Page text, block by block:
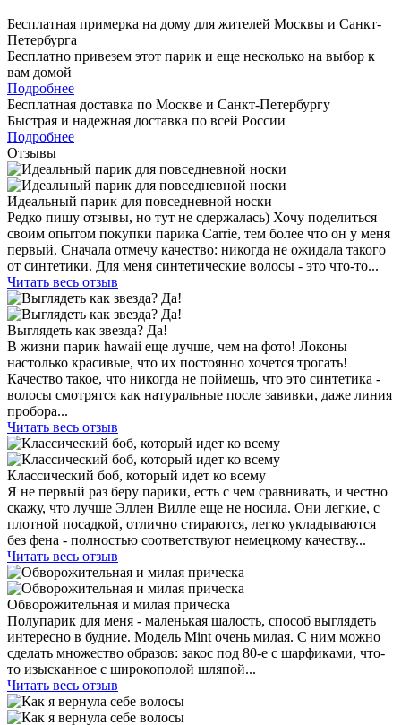
Бесплатная примерка на дому для жителей Москвы и Санкт-
Петербурга
Бесплатно привезем этот парик и еще несколько на выбор к
вам домой
Подробнее
Бесплатная доставка по Москве и Санкт-Петербургу
Быстрая и надежная доставка по всей России
Подробнее
Отзывы
Идеальный парик для повседневной носки
Редко пишу отзывы, но тут не сдержалась) Хочу поделиться
своим опытом покупки парика Carrie, тем более что он у меня
первый. Сначала отмечу качество: никогда не ожидала такого
от синтетики. Для меня синтетические волосы - это что-то...
Читать весь отзыв
Выглядеть как звезда? Да!
В жизни парик hawaii еще лучше, чем на фото! Локоны
настолько красивые, что их постоянно хочется трогать!
Качество такое, что никогда не поймешь, что это синтетика -
волосы смотрятся как натуральные после завивки, даже линия
пробора...
Читать весь отзыв
Классический боб, который идет ко всему
Я не первый раз беру парики, есть с чем сравнивать, и честно
скажу, что лучше Эллен Вилле еще не носила. Они легкие, с
плотной посадкой, отлично стираются, легко укладываются
без фена - полностью соответствуют немецкому качеству...
Читать весь отзыв
Обворожительная и милая прическа
Полупарик для меня - маленькая шалость, способ выглядеть
интересно в будние. Модель Mint очень милая. С ним можно
сделать множество образов: закос под 80-е с шарфиками, что-
то изысканное с широкополой шляпой...
Читать весь отзыв